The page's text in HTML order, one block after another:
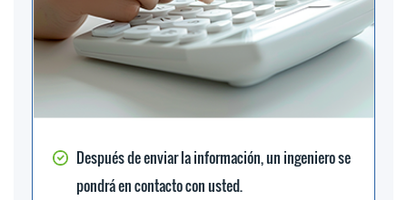
Después de enviar la información, un ingeniero se
pondrá en contacto con usted.